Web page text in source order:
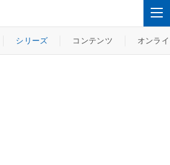
シリーズ コンテンツ オンラ